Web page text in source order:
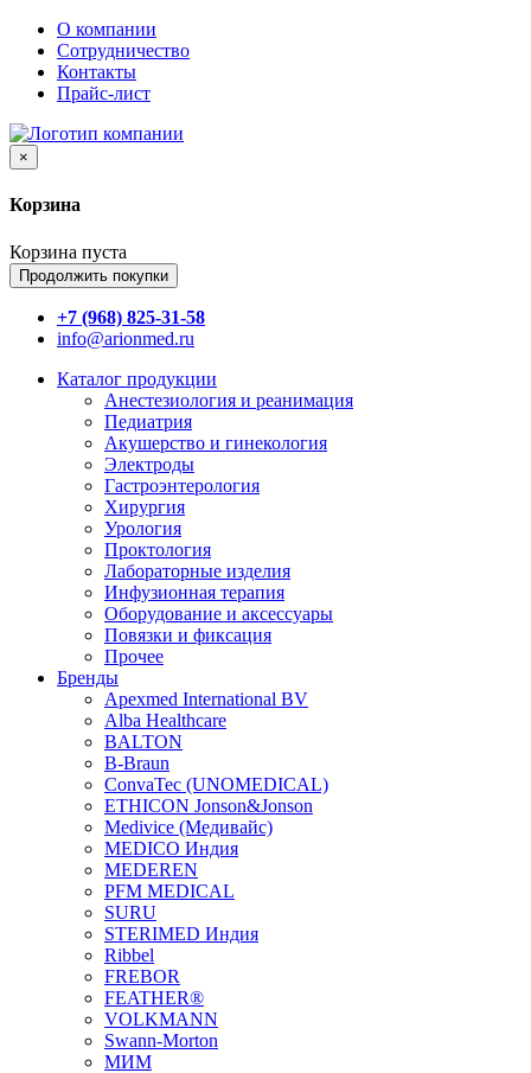
О компании
Сотрудничество
Контакты
Прайс-лист
×
Корзина
Корзина пуста
Продолжить покупки
+7 (968) 825-31-58
info@arionmed.ru
Каталог продукции
Анестезиология и реанимация
Педиатрия
Акушерство и гинекология
Электроды
Гастроэнтерология
Хирургия
Урология
Проктология
Лабораторные изделия
Инфузионная терапия
Оборудование и аксессуары
Повязки и фиксация
Прочее
Бренды
Apexmed International BV
Alba Healthcare
BALTON
B-Braun
ConvaTec (UNOMEDICAL)
ETHICON Jonson&Jonson
Medivice (Медивайс)
MEDICO Индия
MEDEREN
PFM MEDICAL
SURU
STERIMED Индия
Ribbel
FREBOR
FEATHER®
VOLKMANN
Swann-Morton
МИМ